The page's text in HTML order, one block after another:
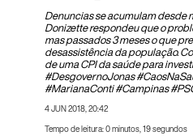
Denuncias se acumulam desde
Donizette respondeu que o
mas passados 3 meses o que
desassistência da população.
de uma CPI da saúde para
#DesgovernoJonas
#MarianaConti #Campinas
4 JUN 2018, 20:42
Tempo de leitura: 0 minutos, 19 segundos